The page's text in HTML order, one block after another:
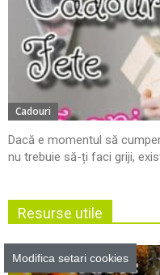
Cadouri
Dacă e momentul să
nu trebuie să-ți faci griji,
Resurse utile
Modifica setari cookies